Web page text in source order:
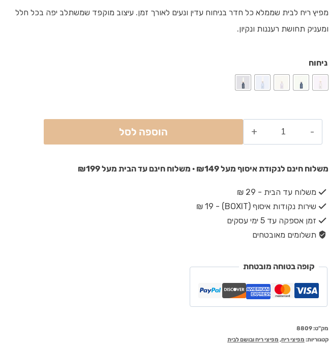
מפיץ ריח לבית שממלא כל חדר בניחוח עדין ונעים לאורך זמן. עיצוב מוקפד שמשתלב יפה בכל חלל
ומעניק תחושת רעננות ונקיון.
ניחוח
הוספה לסל
משלוח חינם לנקודת איסוף מעל ₪149 · משלוח חינם עד הבית מעל ₪199
משלוח עד הבית - 29 ₪
שירות נקודות איסוף (BOXIT) - 19 ₪
זמן אספקה עד 5 ימי עסקים
תשלומים מאובטחים
קופה בטוחה מובטחת
מק"ט:8809
קטגוריות: מפיצי ריח, מפיצי ריח ובושם לבית